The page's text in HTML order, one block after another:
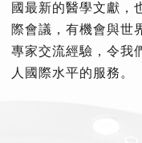
國最新的醫學文獻，
際會議，有機會與世
專家交流經驗，令我
人國際水平的服務。